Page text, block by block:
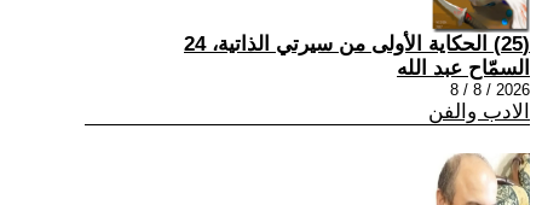
(25) الحكاية الأولى من سيرتي الذاتية، 24
السمّاح عبد الله
2026 / 8 / 8
الادب والفن